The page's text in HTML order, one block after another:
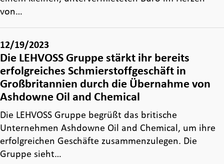
von…
12/19/2023
Die LEHVOSS Gruppe stärkt ihr bereits
erfolgreiches Schmierstoffgeschäft in
Großbritannien durch die Übernahme von
Ashdowne Oil and Chemical
Die LEHVOSS Gruppe begrüßt das britische
Unternehmen Ashdowne Oil and Chemical, um ihre
erfolgreichen Geschäfte zusammenzulegen. Die
Gruppe sieht…